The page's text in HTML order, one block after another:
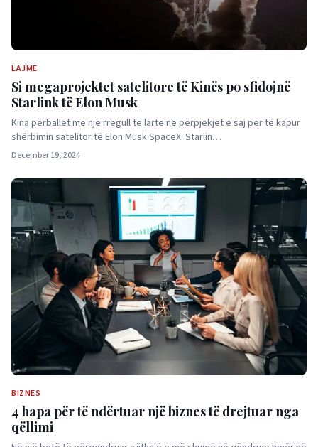
LAJME
Si megaprojektet satelitore të Kinës po sfidojnë
Starlink të Elon Musk
Kina përballet me një rregull të lartë në përpjekjet e saj për të kapur
shërbimin satelitor të Elon Musk SpaceX. Starlin…
December 19, 2024
BIZNES
4 hapa për të ndërtuar një biznes të drejtuar nga
qëllimi